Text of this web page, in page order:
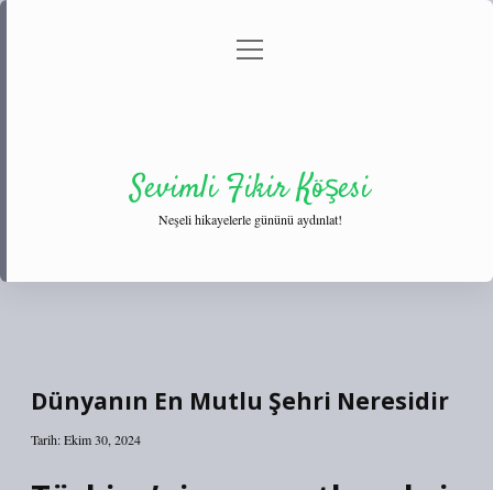
Gizlilik Politikası
menüyü
Sevimli Fikir Köşesi
Neşeli hikayelerle gününü aydınlat!
Dünyanın En Mutlu Şehri Neresidir
Tarih: Ekim 30, 2024